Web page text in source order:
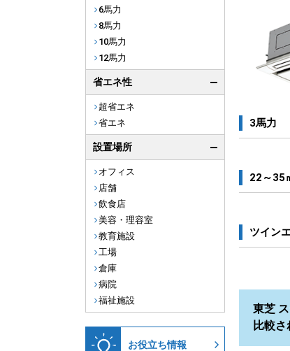
3馬力
22～35
ツイン
東芝
比較
6馬力
8馬力
10馬力
12馬力
省エネ性
超省エネ
省エネ
設置場所
オフィス
店舗
飲食店
美容・理容室
教育施設
工場
倉庫
病院
福祉施設
お役立ち情報